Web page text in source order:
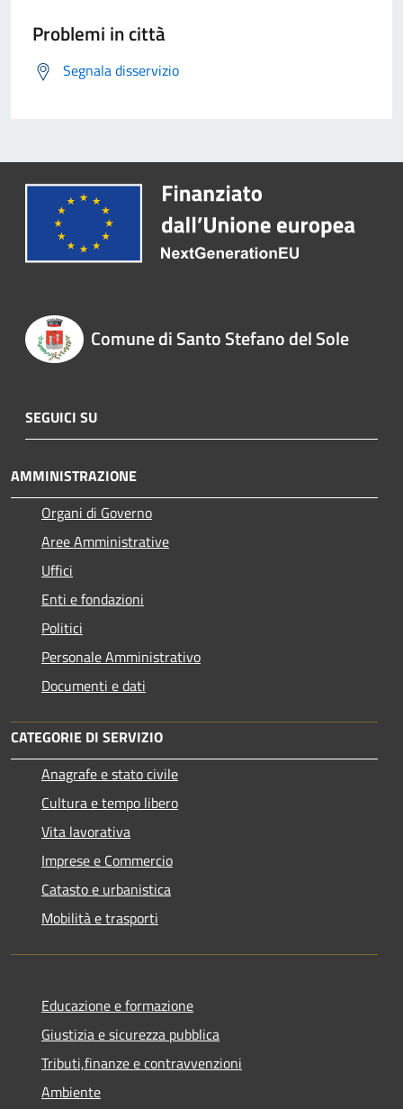
Problemi in città
Segnala disservizio
Comune di Santo Stefano del Sole
SEGUICI SU
AMMINISTRAZIONE
Organi di Governo
Aree Amministrative
Uffici
Enti e fondazioni
Politici
Personale Amministrativo
Documenti e dati
CATEGORIE DI SERVIZIO
Anagrafe e stato civile
Cultura e tempo libero
Vita lavorativa
Imprese e Commercio
Catasto e urbanistica
Mobilità e trasporti
Educazione e formazione
Giustizia e sicurezza pubblica
Tributi,finanze e contravvenzioni
Ambiente